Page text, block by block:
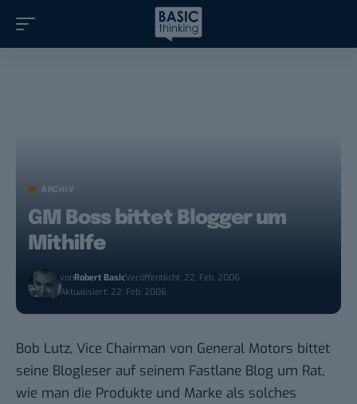
ARCHIV
GM Boss bittet Blogger um
Mithilfe
vonRobert BasicVeröffentlicht: 22. Feb. 2006
Aktualisiert: 22. Feb. 2006
Bob Lutz, Vice Chairman von General Motors bittet
seine Blogleser auf seinem Fastlane Blog um Rat,
wie man die Produkte und Marke als solches